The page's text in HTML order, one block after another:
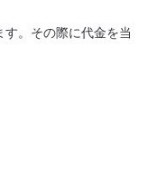
。その際に代金を当